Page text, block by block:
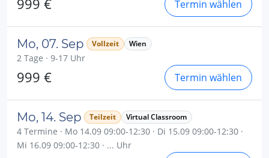
999 € Termin wählen
Mo, 07. Sep Vollzeit Wien
2 Tage · 9-17 Uhr
999 € Termin wählen
Mo, 14. Sep Teilzeit Virtual Classroom
4 Termine · Mo 14.09 09:00-12:30 · Di 15.09 09:00-12:30 ·
Mi 16.09 09:00-12:30 · ... Uhr